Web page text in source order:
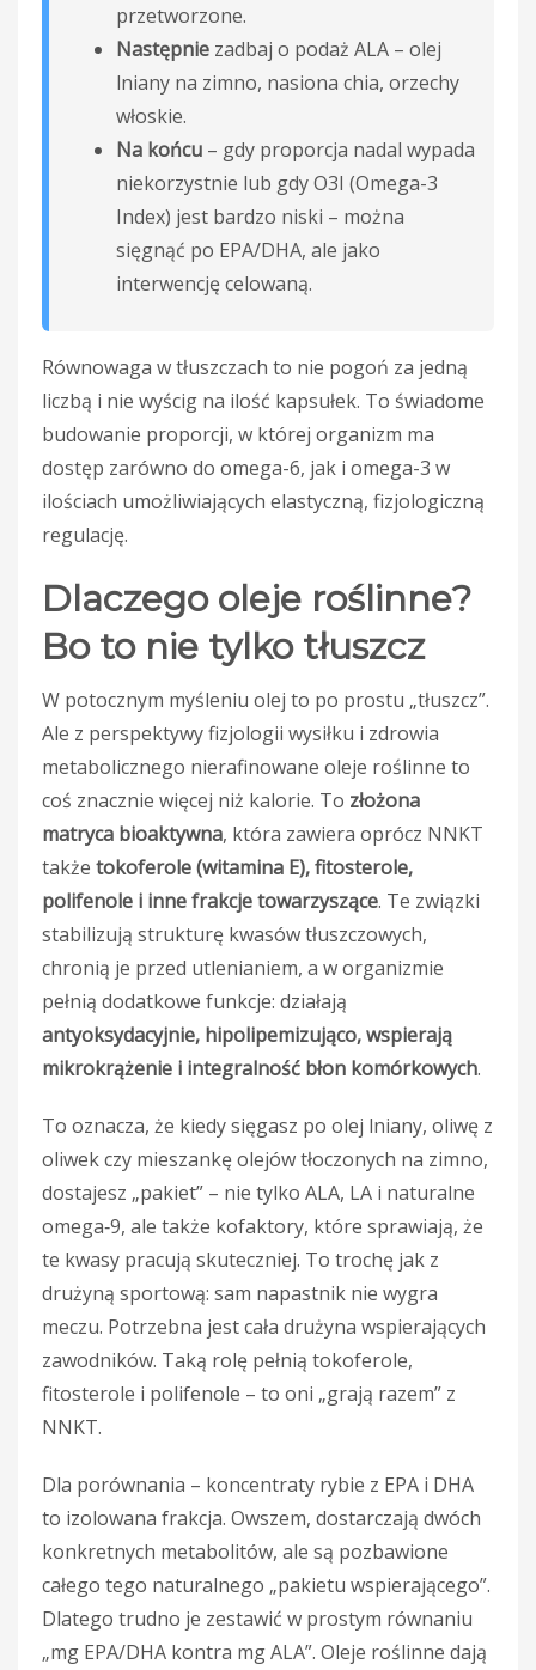
przetworzone.
Następnie zadbaj o podaż ALA – olej
lniany na zimno, nasiona chia, orzechy
włoskie.
Na końcu – gdy proporcja nadal wypada
niekorzystnie lub gdy O3I (Omega-3
Index) jest bardzo niski – można
sięgnąć po EPA/DHA, ale jako
interwencję celowaną.
Równowaga w tłuszczach to nie pogoń za jedną
liczbą i nie wyścig na ilość kapsułek. To świadome
budowanie proporcji, w której organizm ma
dostęp zarówno do omega-6, jak i omega-3 w
ilościach umożliwiających elastyczną, fizjologiczną
regulację.
Dlaczego oleje roślinne?
Bo to nie tylko tłuszcz
W potocznym myśleniu olej to po prostu „tłuszcz”.
Ale z perspektywy fizjologii wysiłku i zdrowia
metabolicznego nierafinowane oleje roślinne to
coś znacznie więcej niż kalorie. To złożona
matryca bioaktywna, która zawiera oprócz NNKT
także tokoferole (witamina E), fitosterole,
polifenole i inne frakcje towarzyszące. Te związki
stabilizują strukturę kwasów tłuszczowych,
chronią je przed utlenianiem, a w organizmie
pełnią dodatkowe funkcje: działają
antyoksydacyjnie, hipolipemizująco, wspierają
mikrokrążenie i integralność błon komórkowych.
To oznacza, że kiedy sięgasz po olej lniany, oliwę z
oliwek czy mieszankę olejów tłoczonych na zimno,
dostajesz „pakiet” – nie tylko ALA, LA i naturalne
omega‑9, ale także kofaktory, które sprawiają, że
te kwasy pracują skuteczniej. To trochę jak z
drużyną sportową: sam napastnik nie wygra
meczu. Potrzebna jest cała drużyna wspierających
zawodników. Taką rolę pełnią tokoferole,
fitosterole i polifenole – to oni „grają razem” z
NNKT.
Dla porównania – koncentraty rybie z EPA i DHA
to izolowana frakcja. Owszem, dostarczają dwóch
konkretnych metabolitów, ale są pozbawione
całego tego naturalnego „pakietu wspierającego”.
Dlatego trudno je zestawić w prostym równaniu
„mg EPA/DHA kontra mg ALA”. Oleje roślinne dają